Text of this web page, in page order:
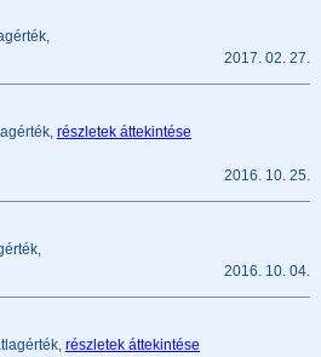
2017. 02. 27.
részletek áttekintése
2016. 10. 25.
2016. 10. 04.
részletek áttekintése